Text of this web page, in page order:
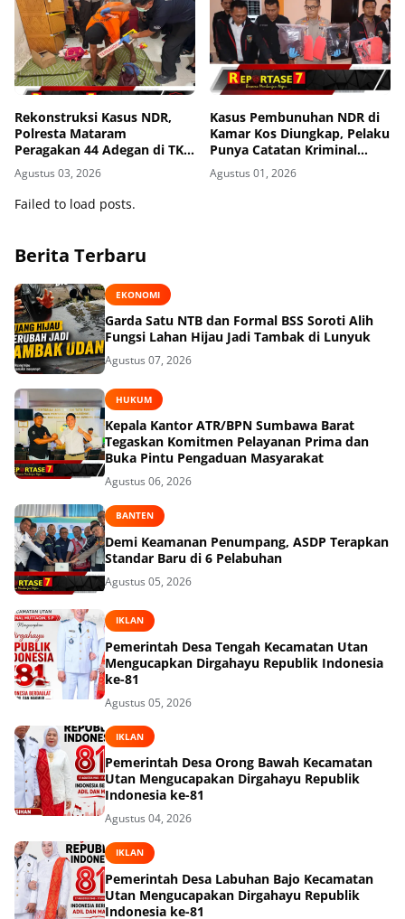
Rekonstruksi Kasus NDR,
Polresta Mataram
Peragakan 44 Adegan di TKP
Kos Gomong
Agustus 03, 2026
Kasus Pembunuhan NDR di
Kamar Kos Diungkap, Pelaku
Punya Catatan Kriminal
Kekerasan
Agustus 01, 2026
Failed to load posts.
Berita Terbaru
EKONOMI
Garda Satu NTB dan Formal BSS Soroti Alih
Fungsi Lahan Hijau Jadi Tambak di Lunyuk
Agustus 07, 2026
HUKUM
Kepala Kantor ATR/BPN Sumbawa Barat
Tegaskan Komitmen Pelayanan Prima dan
Buka Pintu Pengaduan Masyarakat
Agustus 06, 2026
BANTEN
Demi Keamanan Penumpang, ASDP Terapkan
Standar Baru di 6 Pelabuhan
Agustus 05, 2026
IKLAN
Pemerintah Desa Tengah Kecamatan Utan
Mengucapkan Dirgahayu Republik Indonesia
ke-81
Agustus 05, 2026
IKLAN
Pemerintah Desa Orong Bawah Kecamatan
Utan Mengucapakan Dirgahayu Republik
Indonesia ke-81
Agustus 04, 2026
IKLAN
Pemerintah Desa Labuhan Bajo Kecamatan
Utan Mengucapakan Dirgahayu Republik
Indonesia ke-81